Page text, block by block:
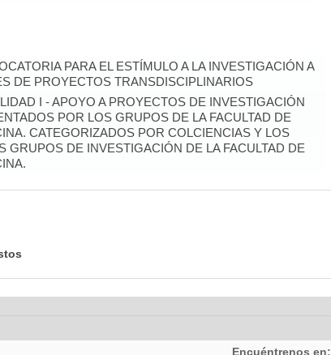
PARA EL ESTÍMULO A LA INVESTIGACIÓN A
DE PROYECTOS TRANSDISCIPLINARIOS
I - APOYO A PROYECTOS DE INVESTIGACIÓN
POR LOS GRUPOS DE LA FACULTAD DE
CATEGORIZADOS POR COLCIENCIAS Y LOS
GRUPOS DE INVESTIGACIÓN DE LA FACULTAD DE
Encuéntrenos en: